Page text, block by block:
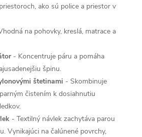
ako sú police a priestor v
na pohovky, kreslá, matrace a
- Koncentruje páru a pomáha
špinu.
štetinami - Skombinuje
čistením k dosiahnutiu
- Textilný návlek zachytáva parou
Vynikajúci na čalúnené povrchy,